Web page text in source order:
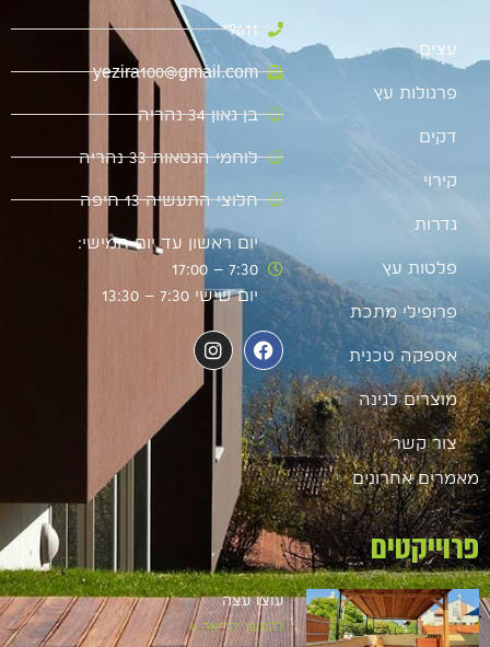
עצים
פרגולות עץ
דקים
קירוי
גדרות
פלטות עץ
פרופילי מתכת
אספקה טכנית
מוצרים לגינה
צור קשר
מאמרים אחרונים
9611*
yezira100@gmail.com
בן גאון 34 נהריה
לוחמי הגטאות 33 נהריה
חלוצי התעשיה 13 חיפה
יום ראשון עד יום חמישי:
7:30 – 17:00
יום שישי 7:30 – 13:30
פרוייקטים
עוצו עצה
להמשך קריאה »